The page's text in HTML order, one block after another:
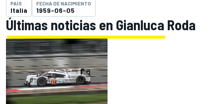
PAÍS
Italia
FECHA DE NACIMIENTO
1959-06-05
Últimas noticias en Gianluca Roda